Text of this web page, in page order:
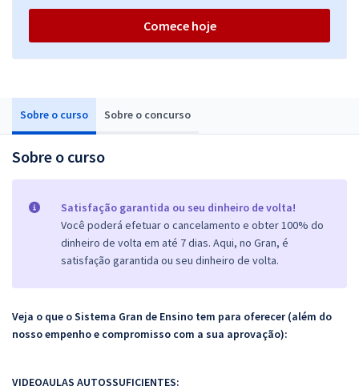
Sobre o curso Sobre o concurso
Sobre o curso
Satisfação garantida ou seu dinheiro de volta!
Você poderá efetuar o cancelamento e obter 100% do
dinheiro de volta em até 7 dias. Aqui, no Gran, é
satisfação garantida ou seu dinheiro de volta.
Veja o que o Sistema Gran de Ensino tem para oferecer (além do
nosso empenho e compromisso com a sua aprovação):
VIDEOAULAS AUTOSSUFICIENTES:
Comece hoje